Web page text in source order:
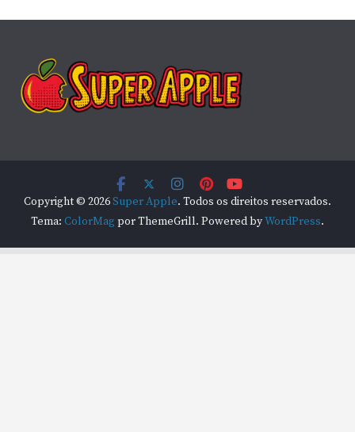
Copyright © 2026Super Apple. Todos os direitos reservados.
Tema: ColorMag por ThemeGrill. Powered byWordPress.